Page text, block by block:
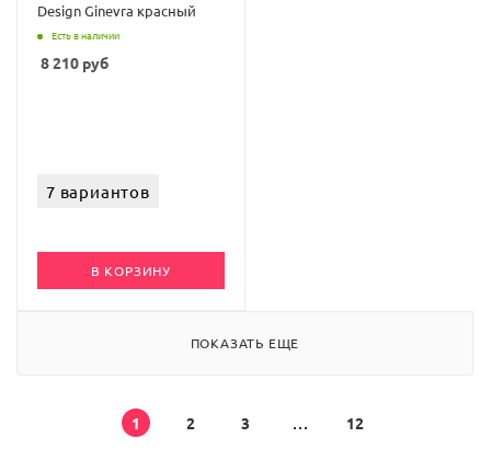
Design Ginevra красный
Есть в наличии
8 210 руб
7 вариантов
В КОРЗИНУ
ПОКАЗАТЬ ЕЩЕ
1 2 3 12